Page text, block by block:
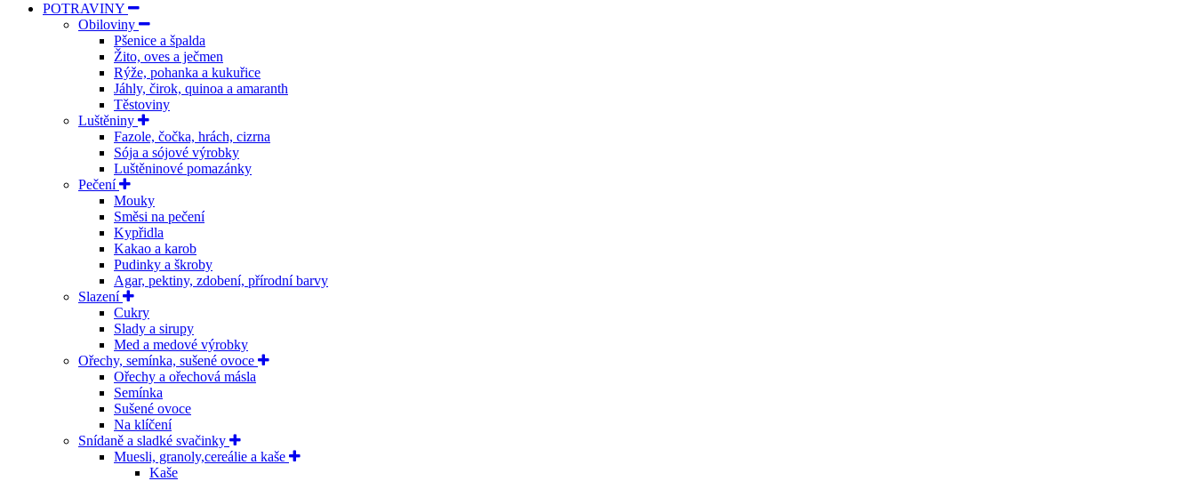
POTRAVINY
Obiloviny
Pšenice a špalda
Žito, oves a ječmen
Rýže, pohanka a kukuřice
Jáhly, čirok, quinoa a amaranth
Těstoviny
Luštěniny
Fazole, čočka, hrách, cizrna
Sója a sójové výrobky
Luštěninové pomazánky
Pečení
Mouky
Směsi na pečení
Kypřidla
Kakao a karob
Pudinky a škroby
Agar, pektiny, zdobení, přírodní barvy
Slazení
Cukry
Slady a sirupy
Med a medové výrobky
Ořechy, semínka, sušené ovoce
Ořechy a ořechová másla
Semínka
Sušené ovoce
Na klíčení
Snídaně a sladké svačinky
Muesli, granoly,cereálie a kaše
Kaše